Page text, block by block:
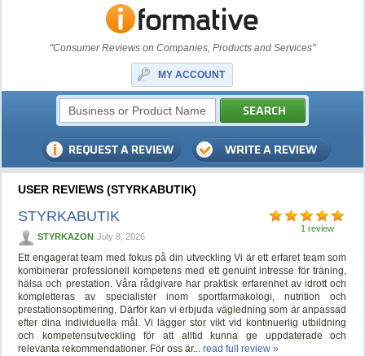
"Consumer Reviews on Companies, Products and Services"
MY ACCOUNT
USER REVIEWS (STYRKABUTIK)
1 review
STYRKABUTIK
STYRKAZON July 8, 2026
Ett engagerat team med fokus på din utveckling Vi är ett erfaret team som
kombinerar professionell kompetens med ett genuint intresse för träning,
hälsa och prestation. Våra rådgivare har praktisk erfarenhet av idrott och
kompletteras av specialister inom sportfarmakologi, nutrition och
prestationsoptimering. Därför kan vi erbjuda vägledning som är anpassad
efter dina individuella mål. Vi lägger stor vikt vid kontinuerlig utbildning
och kompetensutveckling för att alltid kunna ge uppdaterade och
relevanta rekommendationer. För oss är...read full review »